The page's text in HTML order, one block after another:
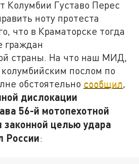
Колумбии Густаво Перес
ноту протеста
что в Краматорске тогда
граждан
страны. На что наш МИД,
послом по
обстоятельно сообщил,
дислокации
56-й мотопехотной
целью удара
России: